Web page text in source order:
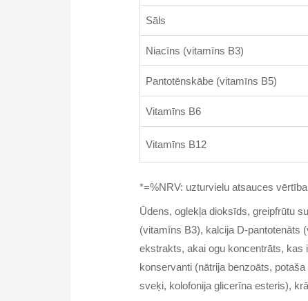
Sāls
Niacīns (vitamīns B3)
Pantotēnskābe (vitamīns B5)
Vitamīns B6
Vitamīns B12
*=%NRV: uzturvielu atsauces vērtība
Ūdens, oglekļa dioksīds, greipfrūtu
(vitamīns B3), kalcija D-pantotenāts
ekstrakts, akai ogu koncentrāts, kas
konservanti (nātrija benzoāts,
sveķi, kolofonija glicerīna esteris),